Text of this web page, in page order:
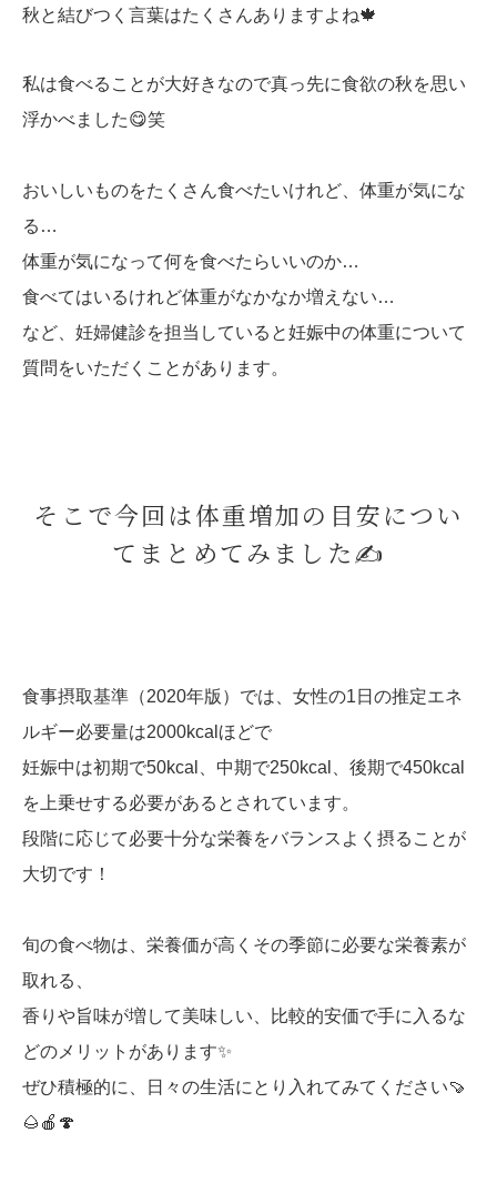
秋と結びつく言葉はたくさんありますよね🍁
私は食べることが大好きなので真っ先に食欲の秋を思い
浮かべました😋笑
おいしいものをたくさん食べたいけれど、体重が気にな
る…
体重が気になって何を食べたらいいのか…
食べてはいるけれど体重がなかなか増えない…
など、妊婦健診を担当していると妊娠中の体重について
質問をいただくことがあります。
そこで今回は体重増加の目安につい
てまとめてみました✍
食事摂取基準（2020年版）では、女性の1 日の推定エネ
ルギー必要量は2000kcal ほどで
妊娠中は初期で50kcal 、中期で250kcal 、後期で450kcal
を上乗せする必要があるとされています。
段階に応じて必要十分な栄養をバランスよく摂ることが
大切です！
旬の食べ物は、栄養価が高くその季節に必要な栄養素が
取れる、
香りや旨味が増して美味しい、比較的安価で手に入るな
どのメリットがあります✨
ぜひ積極的に、日々の生活にとり入れてみてください🍠
🌰🍎🍄